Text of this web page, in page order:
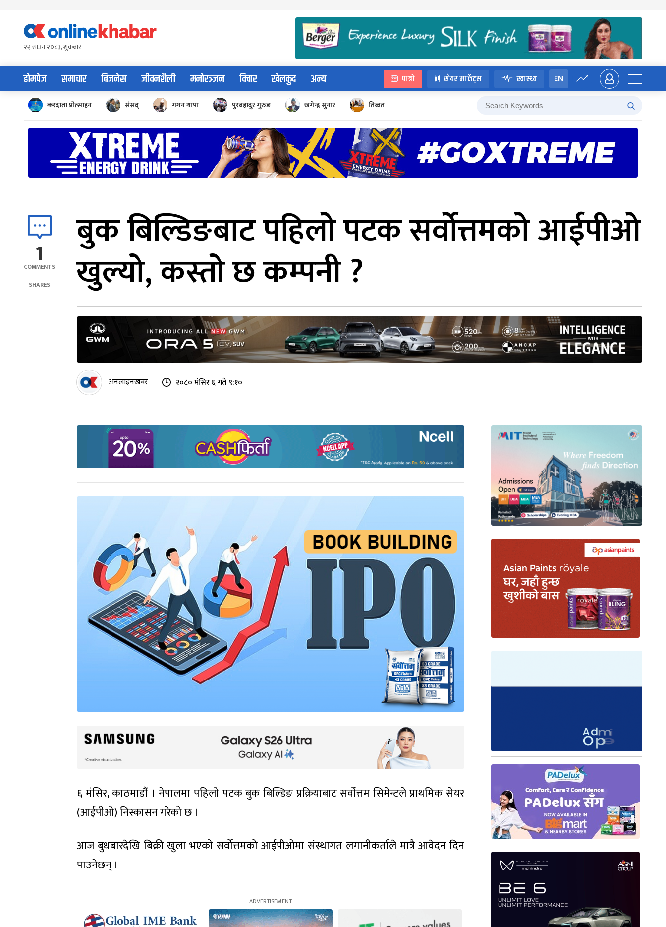
content२२ साउन २०८३, शुक्रबार
होमपेज समाचार बिजनेस जीवनशैली मनोरञ्जन विचार खेलकुद अन्य पात्रो सेयर मार्केट्स स्वास्थ्य EN
करदाता प्रोत्साहन संसद् गगन थापा पुरबहादुर गुरुङ खगेन्द्र सुनार तिब्बत
1
COMMENTS
SHARES
बुक बिल्डिङबाट पहिलो पटक सर्वोत्तमको आईपीओ
खुल्यो, कस्तो छ कम्पनी ?
अनलाइनखबर २०८० मंसिर ६ गते ९:१०
६ मंसिर, काठमाडौं । नेपालमा पहिलो पटक बुक बिल्डिङ प्रक्रियाबाट सर्वोत्तम सिमेन्टले प्राथमिक सेयर
(आईपीओ) निस्कासन गरेको छ ।
आज बुधबारदेखि बिक्री खुला भएको सर्वोत्तमको आईपीओमा संस्थागत लगानीकर्ताले मात्रै आवेदन दिन
पाउनेछन् ।